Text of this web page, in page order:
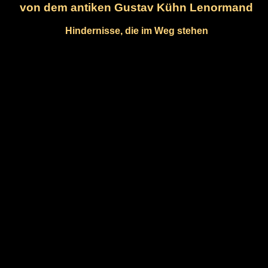
von dem antiken Gustav Kühn Lenormand
Hindernisse, die im Weg stehen